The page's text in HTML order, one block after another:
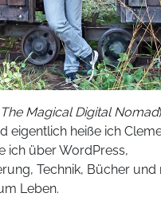
The Magical Digital Nomad
eigentlich heiße ich
ich über WordPress,
Technik, Bücher und
Leben.